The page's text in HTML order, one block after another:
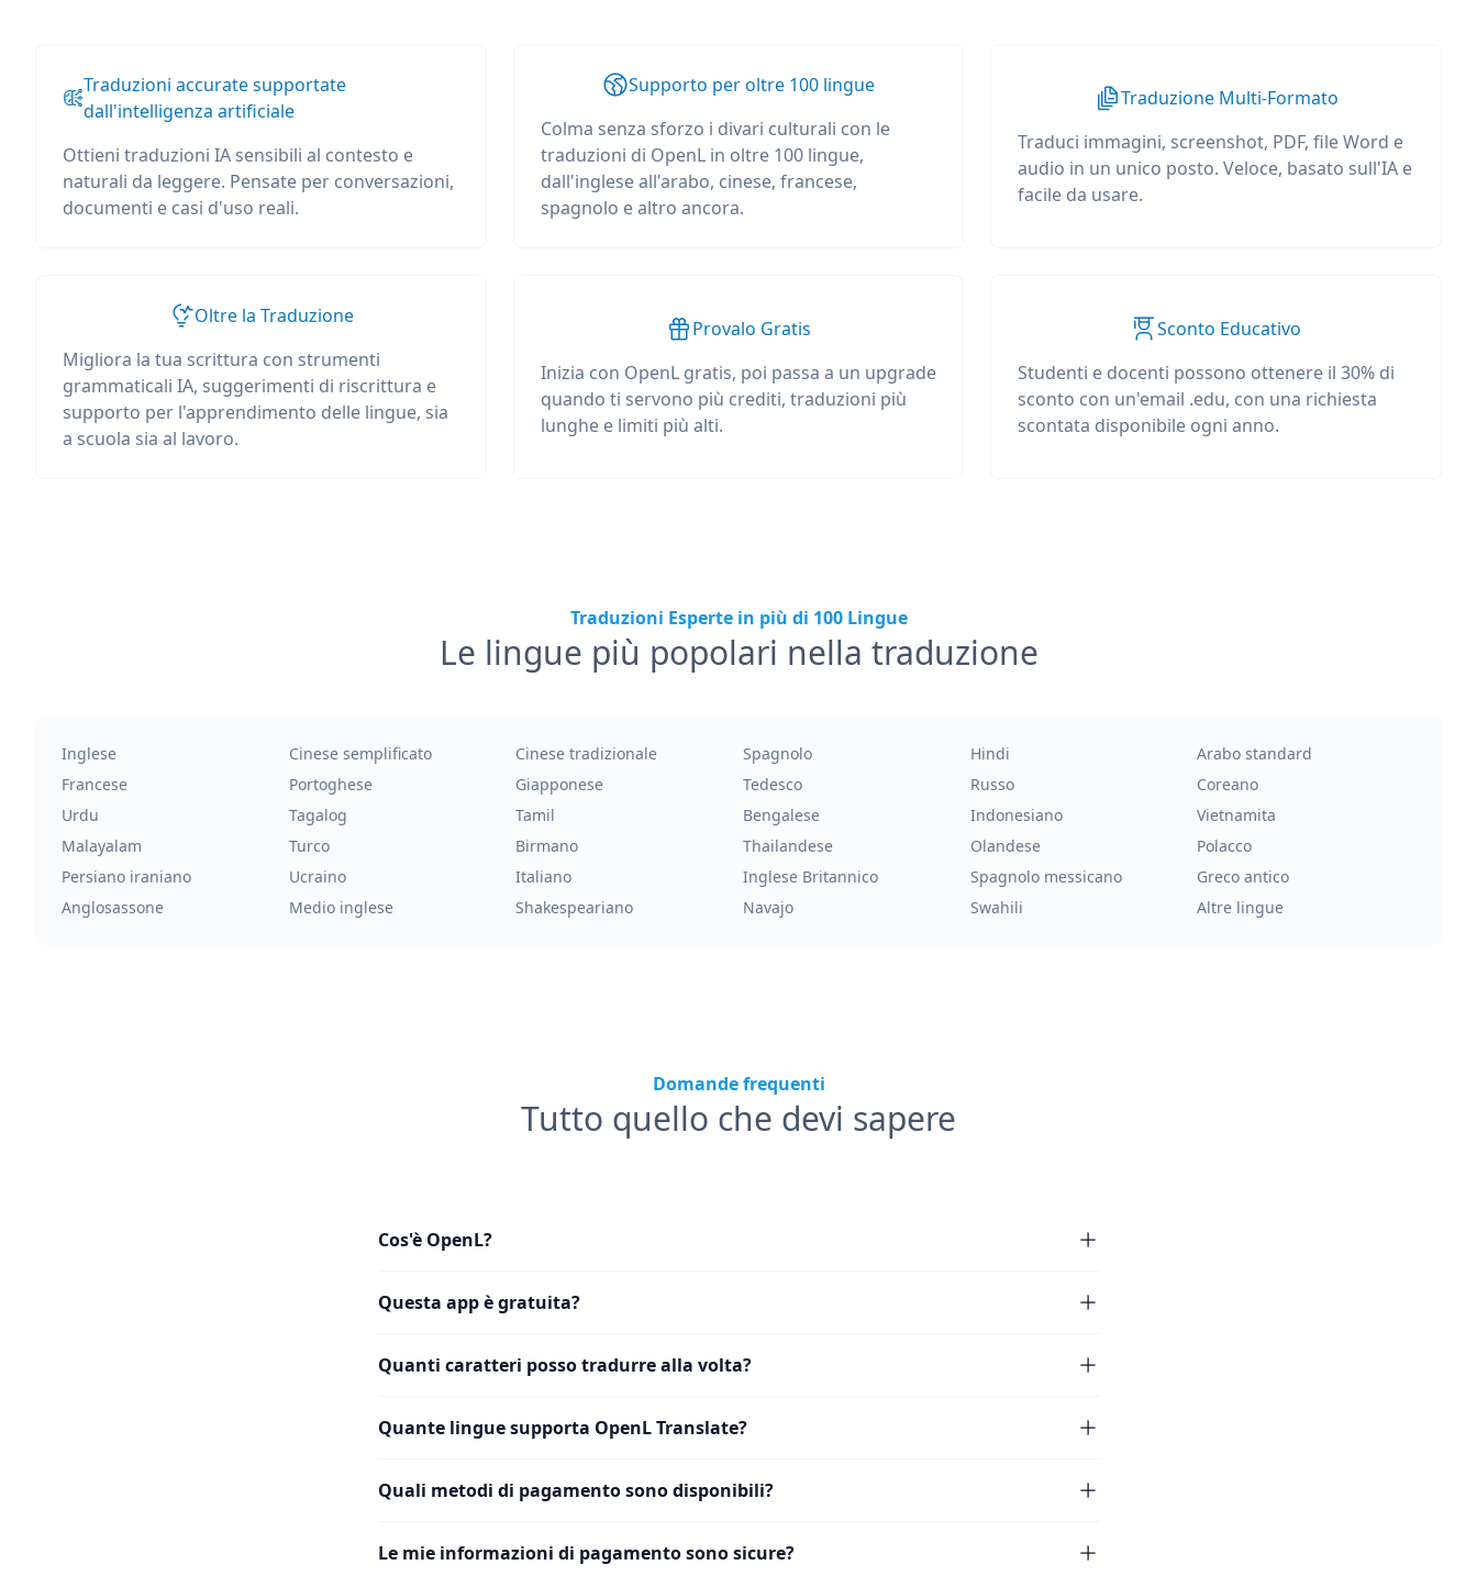
Traduzioni accurate supportate
dall'intelligenza artificiale
Ottieni traduzioni IA sensibili al contesto e
naturali da leggere. Pensate per conversazioni,
documenti e casi d'uso reali.
Supporto per oltre 100 lingue
Colma senza sforzo i divari culturali con le
traduzioni di OpenL in oltre 100 lingue,
dall'inglese all'arabo, cinese, francese,
spagnolo e altro ancora.
Traduzione Multi-Formato
Traduci immagini, screenshot, PDF, file Word e
audio in un unico posto. Veloce, basato sull'IA e
facile da usare.
Oltre la Traduzione
Migliora la tua scrittura con strumenti
grammaticali IA, suggerimenti di riscrittura e
supporto per l'apprendimento delle lingue, sia
a scuola sia al lavoro.
Provalo Gratis
Inizia con OpenL gratis, poi passa a un upgrade
quando ti servono più crediti, traduzioni più
lunghe e limiti più alti.
Sconto Educativo
Studenti e docenti possono ottenere il 30% di
sconto con un'email .edu, con una richiesta
scontata disponibile ogni anno.
Traduzioni Esperte in più di 100 Lingue
Le lingue più popolari nella traduzione
Inglese Cinese semplificato Cinese tradizionale Spagnolo Hindi
Arabo standard
Francese
Portoghese Giapponese Tedesco Russo
Coreano
Urdu
Tagalog Tamil Bengalese Indonesiano
Vietnamita
Malayalam
Turco Birmano Thailandese Olandese
Polacco
Persiano iraniano
Ucraino Italiano Inglese Britannico Spagnolo messicano
Greco antico
Anglosassone
Medio inglese Shakespeariano Navajo Swahili Altre lingue
Domande frequenti
Tutto quello che devi sapere
Cos'è OpenL?
Questa app è gratuita?
Quanti caratteri posso tradurre alla volta?
Quante lingue supporta OpenL Translate?
Quali metodi di pagamento sono disponibili?
Le mie informazioni di pagamento sono sicure?